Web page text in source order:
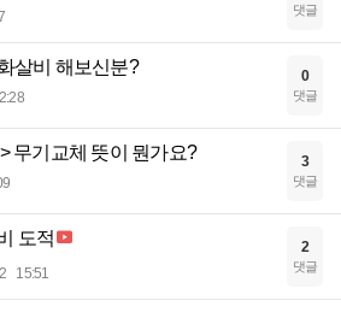
댓글
살비 해보신분? 0
댓글
무기교체 뜻이 뭔가요? 3
댓글
도적
15:51
2
댓글